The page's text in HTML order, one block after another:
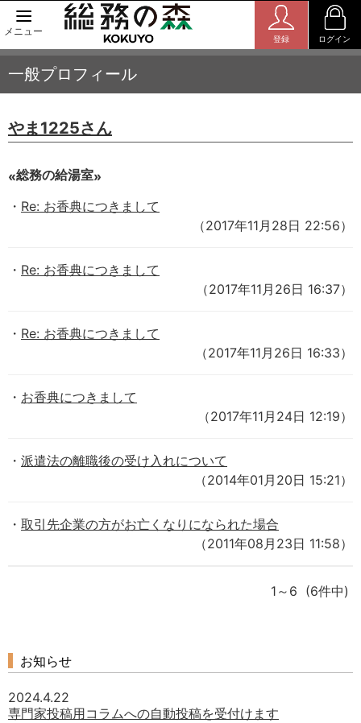
メニュー
登録 ログイン
一般プロフィール
やま1225さん
総務の給湯室
Re: お香典につきまして
（2017年11月28日 22:56）
Re: お香典につきまして
（2017年11月26日 16:37）
Re: お香典につきまして
（2017年11月26日 16:33）
お香典につきまして
（2017年11月24日 12:19）
派遣法の離職後の受け入れについて
（2014年01月20日 15:21）
取引先企業の方がお亡くなりになられた場合
（2011年08月23日 11:58）
1～6 (6件中)
お知らせ
2024.4.22
専門家投稿用コラムへの自動投稿を受付けます